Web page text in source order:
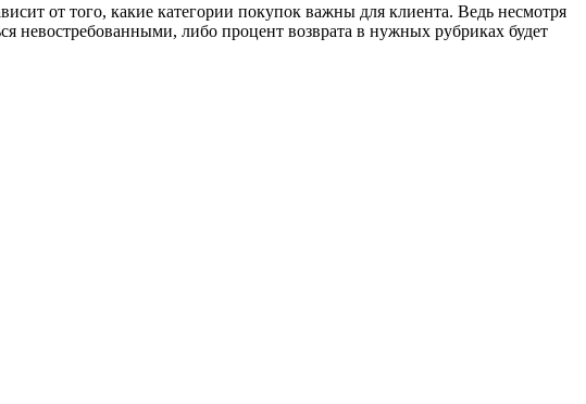
от того, какие категории покупок важны для клиента. Ведь несмотря
невостребованными, либо процент возврата в нужных рубриках будет